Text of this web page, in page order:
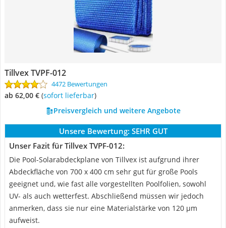
Tillvex TVPF-012
4472 Bewertungen
ab 62,00 € ( Sofort lieferbar)
Preisvergleich und weitere Angebote
Unsere Bewertung: SEHR GUT
Unser Fazit für Tillvex TVPF-012:
Die Pool-Solarabdeckplane von Tillvex ist aufgrund ihrer
Abdeckfläche von 700 x 400 cm sehr gut für große Pools
geeignet und, wie fast alle vorgestellten Poolfolien, sowohl
UV- als auch wetterfest. Abschließend müssen wir jedoch
anmerken, dass sie nur eine Materialstärke von 120 µm
aufweist.